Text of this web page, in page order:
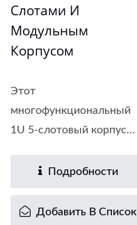
Слотами И
Модульным
Корпусом
Этот
многофункциональный
1U 5-слотовый корпус
Подробности
Добавить В Список